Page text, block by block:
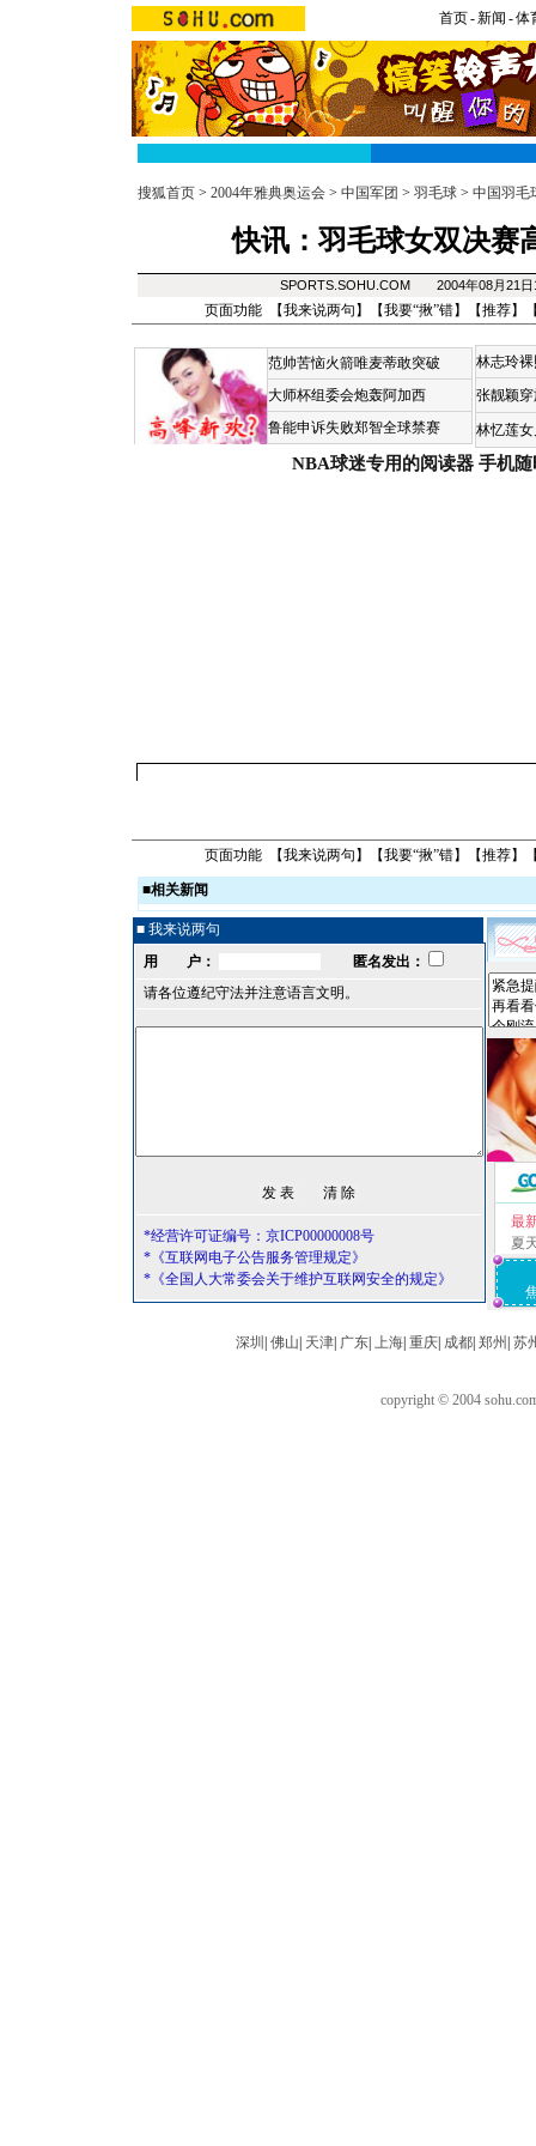
首页-新闻 -体
搜狐首页 > 2004年雅典奥运会 > 中国军团 > 羽毛球 > 中国羽毛
快讯：羽毛球女双决赛
SPORTS.SOHU.COM 2004年08月21
页面功能 【我来说两句 】【我要“揪”错】【推荐】
范帅苦恼火箭唯麦蒂敢突破
大师杯组委会炮轰阿加西
鲁能申诉失败郑智全球禁赛
林志玲
张靓颖
林忆莲
NBA球迷专用的阅读器 手机
页面功能 【我来说两句 】【我要“揪”错】【推荐】
■相关新闻
■ 我来说两句
用 户：
匿名发出：
请各位遵纪守法并注意语言文明。
*经营许可证编号：京ICP00000008号
*《互联网电子公告服务管理规定》
*《全国人大常委会关于维护互联网安全的规定》
最
夏
深圳 佛山 天津| 广东| 上海| 重庆| 成都| 郑州 苏
copyright © 2004